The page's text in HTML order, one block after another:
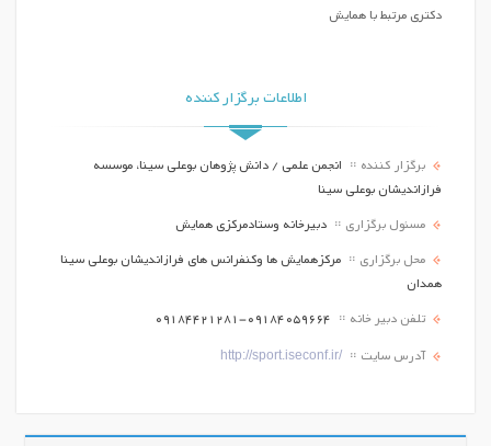
دکتری مرتبط با همایش
اطلاعات برگزار کننده
برگزار کننده
انجمن علمی / دانش پژوهان بوعلی سینا، موسسه
فرازاندیشان بوعلی سینا
مسئول برگزاری دبیرخانه وستادمرکزی همایش
محل برگزاری
مرکزهمایش ها وکنفرانس های فرازاندیشان بوعلی سینا
همدان
تلفن دبیر خانه 09184421281-09184059664
آدرس سایت http://sport.iseconf.ir/